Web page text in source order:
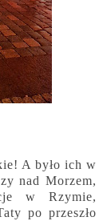
A było ich w
nad Morzem,
w Rzymie,
po przeszło